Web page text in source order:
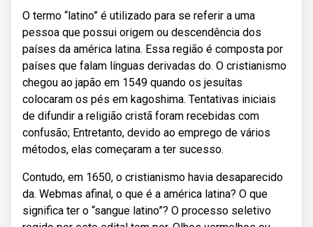
O termo “latino” é utilizado para se referir a uma
pessoa que possui origem ou descendência dos
países da américa latina. Essa região é composta por
países que falam línguas derivadas do. O cristianismo
chegou ao japão em 1549 quando os jesuítas
colocaram os pés em kagoshima. Tentativas iniciais
de difundir a religião cristã foram recebidas com
confusão; Entretanto, devido ao emprego de vários
métodos, elas começaram a ter sucesso.
Contudo, em 1650, o cristianismo havia desaparecido
da. Webmas afinal, o que é a américa latina? O que
significa ter o “sangue latino”? O processo seletivo